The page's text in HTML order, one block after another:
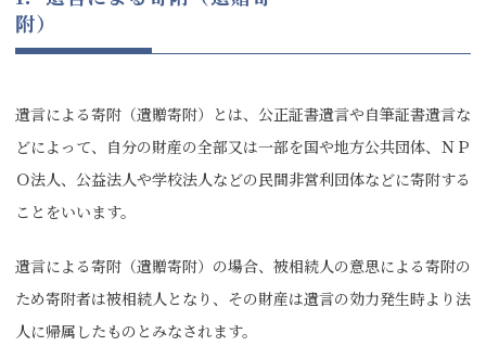
附
遺言による寄附（遺贈寄附）とは、公正証書遺言や自筆証書遺言な
どによって、自分の財産の全部又は一部を国や地方公共団体、ＮＰ
Ｏ法人、公益法人や学校法人などの民間非営利団体などに寄附する
ことをいいます。
遺言による寄附（遺贈寄附）の場合、被相続人の意思による寄附の
ため寄附者は被相続人となり、その財産は遺言の効力発生時より法
人に帰属したものとみなされます。